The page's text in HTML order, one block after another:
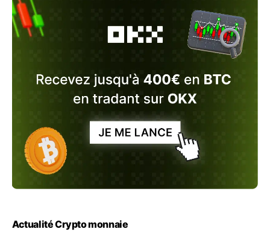
Actualité Crypto monnaie